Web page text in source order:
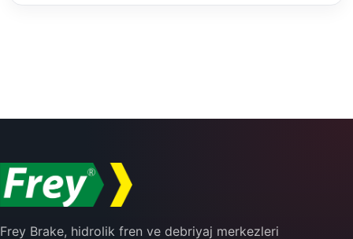
Frey Brake, hidrolik fren ve debriyaj merkezleri